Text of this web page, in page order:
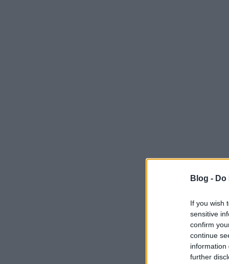
Blog -
If you wish
sensitive
confirm
continue
information
further